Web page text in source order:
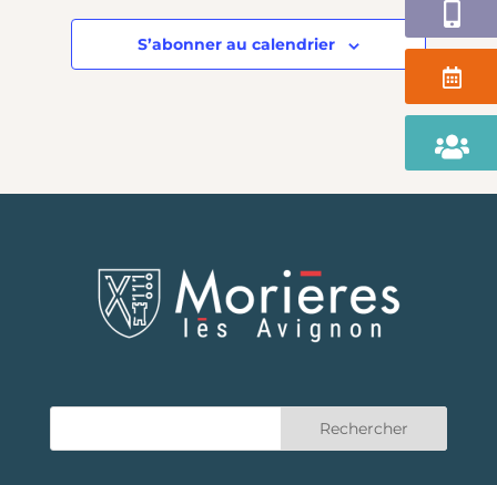
S’abonner au calendrier
Application
Agenda
Portail
Famille